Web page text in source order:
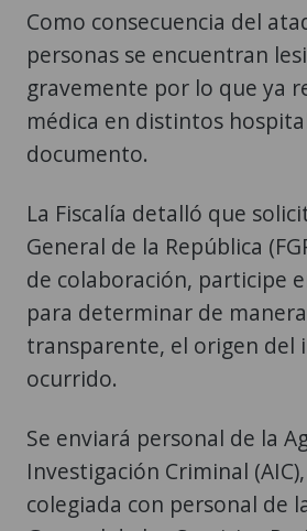
Como consecuencia del
personas se encuentran
gravemente por lo que ya
médica en distintos
documento.
La Fiscalía detalló que
General de la República
de colaboración, participe
para determinar de
transparente, el origen del
ocurrido.
Se enviará personal de la
Investigación Criminal
colegiada con personal de